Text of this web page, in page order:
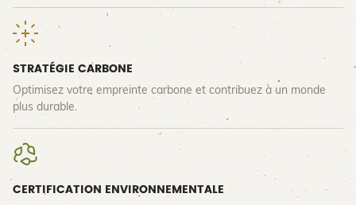
STRATÉGIE CARBONE
Optimisez votre empreinte carbone et contribuez à un monde
plus durable.
CERTIFICATION ENVIRONNEMENTALE